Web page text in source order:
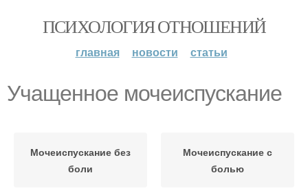
ПСИХОЛОГИЯ ОТНОШЕНИЙ
главная новости статьи
Учащенное мочеиспускание
Мочеиспускание без
боли
Мочеиспускание с
болью